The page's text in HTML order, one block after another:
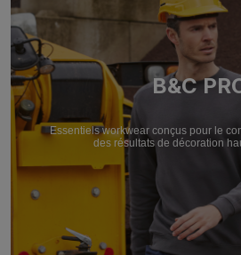
B&C
Essentiels workwear conçus pour le
des résultats de décoration